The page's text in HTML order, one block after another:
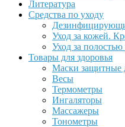
Литература
Средства по уходу
Уход за кожей.
Уход за полостью
Товары для здоровья
Маски защитные
Весы
Термометры
Ингаляторы
Массажеры
Тонометры